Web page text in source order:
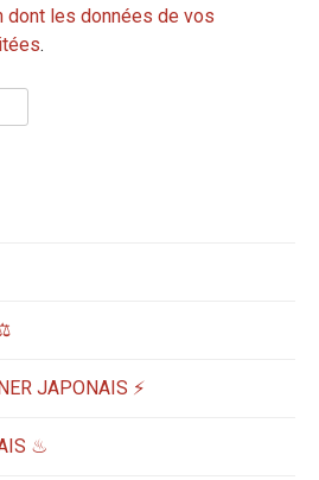
dont les données de vos
.
JAPONAIS ⚡
♨